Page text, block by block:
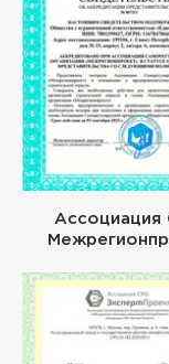
Ассоциация